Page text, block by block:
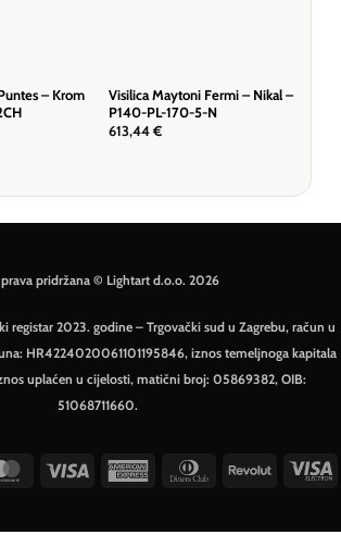
– Krom
Visilica Maytoni Fermi – Nikal –
P140-PL-170-5-N
613,44 €
prava pridržana © Lightart d.o.o. 2026
registar 2023. godine – Trgovački sud u Zagrebu, račun u
HR4224020061101195846, iznos temeljnoga kapitala
uplaćen u cijelosti, matični broj: 05869382, OIB:
51068711660.
MasterCard
Visa
American
Dinners Revolut